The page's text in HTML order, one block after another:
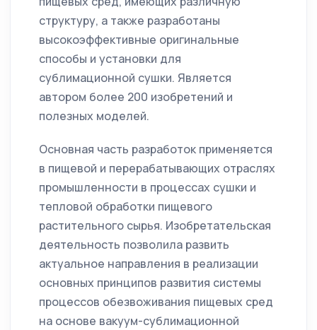
структуру, а также разработаны
высокоэффективные оригинальные
способы и установки для
сублимационной сушки. Является
автором более 200 изобретений и
полезных моделей.
Основная часть разработок применяется
в пищевой и перерабатывающих отраслях
промышленности в процессах сушки и
тепловой обработки пищевого
растительного сырья. Изобретательская
деятельность позволила развить
актуальное направления в реализации
основных принципов развития системы
процессов обезвоживания пищевых сред
на основе вакуум-сублимационной